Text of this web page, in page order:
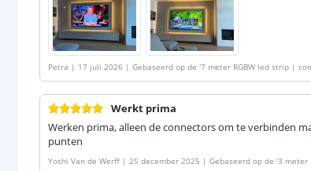
Petra | 17 juli 2026 | Gebaseerd op de '7 meter RGBW led strip |
Werkt prima
Werken prima, alleen de connectors om te verbinden
punten
Yoshi Van de Werff | 25 december 2025 | Gebaseerd op de '3 meter